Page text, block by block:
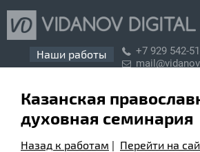
+7 929 542-
Наши работы
Казанская
духовная семинария
Назад к работам | Перейти на